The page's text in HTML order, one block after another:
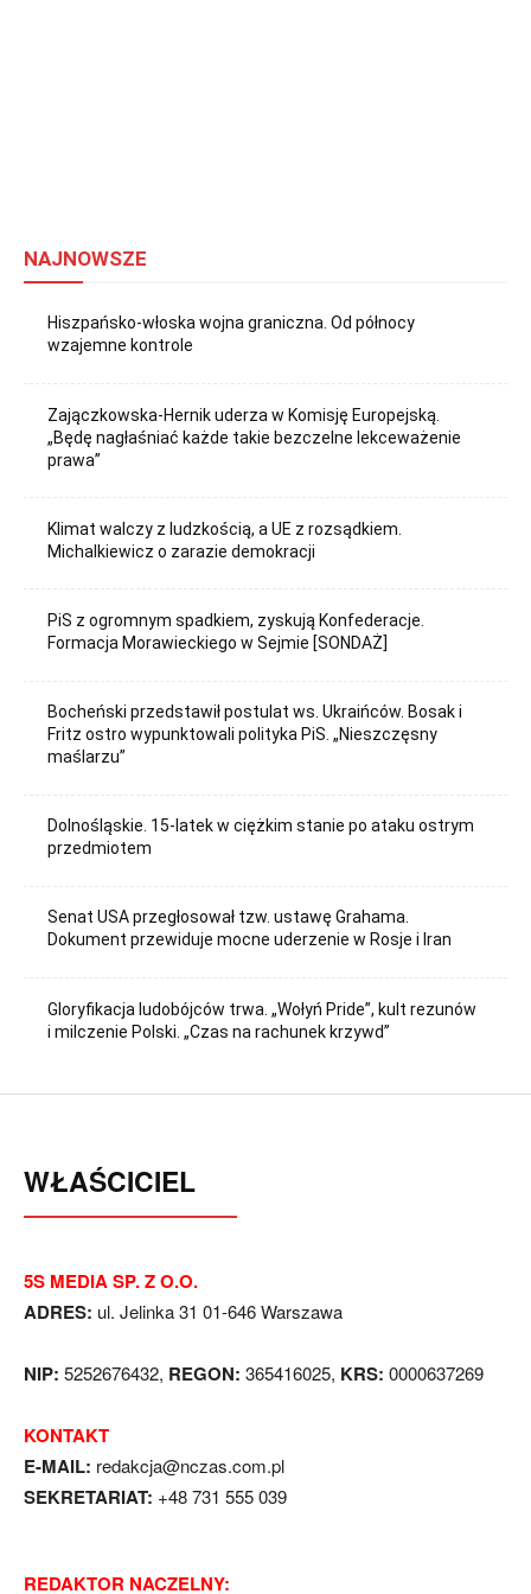
NAJNOWSZE
Hiszpańsko-włoska wojna graniczna. Od północy
wzajemne kontrole
Zajączkowska-Hernik uderza w Komisję Europejską.
„Będę nagłaśniać każde takie bezczelne lekceważenie
prawa”
Klimat walczy z ludzkością, a UE z rozsądkiem.
Michalkiewicz o zarazie demokracji
PiS z ogromnym spadkiem, zyskują Konfederacje.
Formacja Morawieckiego w Sejmie [SONDAŻ]
Bocheński przedstawił postulat ws. Ukraińców. Bosak i
Fritz ostro wypunktowali polityka PiS. „Nieszczęsny
maślarzu”
Dolnośląskie. 15-latek w ciężkim stanie po ataku ostrym
przedmiotem
Senat USA przegłosował tzw. ustawę Grahama.
Dokument przewiduje mocne uderzenie w Rosje i Iran
Gloryfikacja ludobójców trwa. „Wołyń Pride”, kult rezunów
i milczenie Polski. „Czas na rachunek krzywd”
WŁAŚCICIEL
5S MEDIA SP. Z O.O.
ADRES: ul. Jelinka 31 01-646 Warszawa
NIP: 5252676432, REGON: 365416025, KRS: 0000637269
KONTAKT
E-MAIL: redakcja@nczas.com.pl
SEKRETARIAT: +48 731 555 039
REDAKTOR NACZELNY: